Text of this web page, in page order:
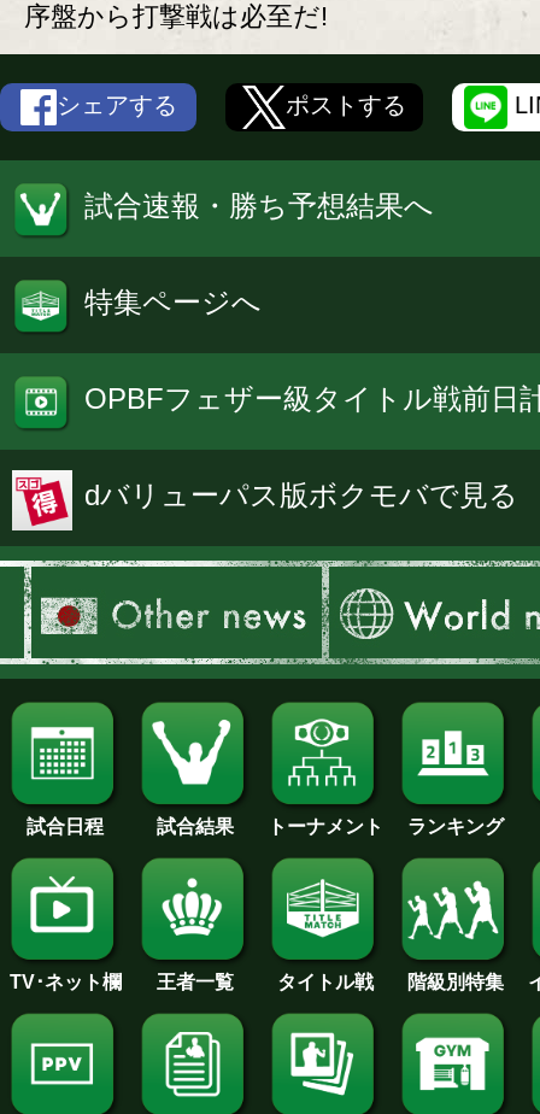
序盤から打撃戦は必至だ!
シェアする ポストする
試合速報・勝ち予想結果へ
特集ページへ
OPBFフェザー級タイトル戦前日
dバリューパス版ボクモバで見る
試合日程 試合結果 トーナメント ランキング
TV･ネット欄 王者一覧 タイトル戦 階級別特集